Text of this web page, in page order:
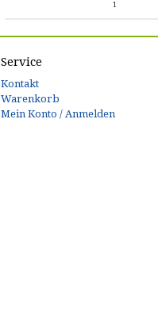
1
Service
Kontakt
Warenkorb
Mein Konto / Anmelden